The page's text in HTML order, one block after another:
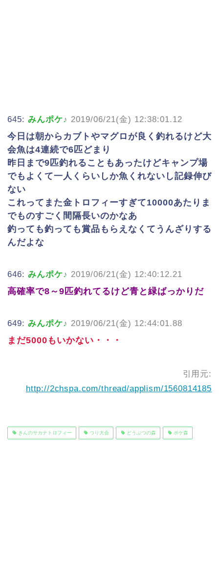
645: みんポケ♪ 2019/06/21(金) 12:38:01.12
今日は朝からカブトやマグロが良く釣れるけど大
会魚は4連続で6匹どまり
昨日まで9匹釣れることもあったけどキャンプ場
でもよくて一人くらいしか魚くれないし記録伸び
ない
これってまた金トロフィーすぎて10000あたりま
でものすごく間隔長いのかなあ
釣っても釣っても賞品もらえなくてうんざりする
んだよな
646: みんポケ♪ 2019/06/21(金) 12:40:12.21
高確率で8～9匹釣れてるけど青と緑ばっかりだ
649: みんポケ♪ 2019/06/21(金) 12:44:01.88
まだ5000もいかない・・・
引用元:
http://2chspa.com/thread/applism/1560814185
きんのサカナトロフィー つり大会 どうぶつの森 ポケ森